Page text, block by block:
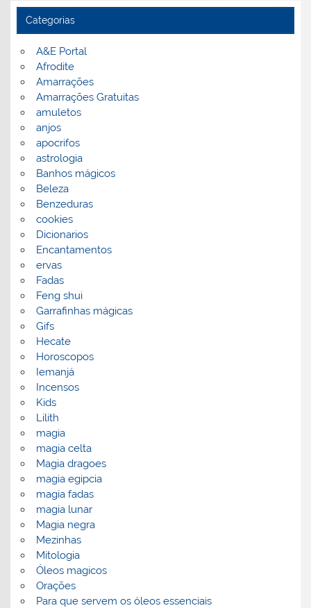
Categorias
A&E Portal
Afrodite
Amarrações
Amarrações Gratuitas
amuletos
anjos
apocrifos
astrologia
Banhos mágicos
Beleza
Benzeduras
cookies
Dicionarios
Encantamentos
ervas
Fadas
Feng shui
Garrafinhas mágicas
Gifs
Hecate
Horoscopos
Iemanjá
Incensos
Kids
Lilith
magia
magia celta
Magia dragoes
magia egipcia
magia fadas
magia lunar
Magia negra
Mezinhas
Mitologia
Óleos magicos
Orações
Para que servem os óleos essenciais